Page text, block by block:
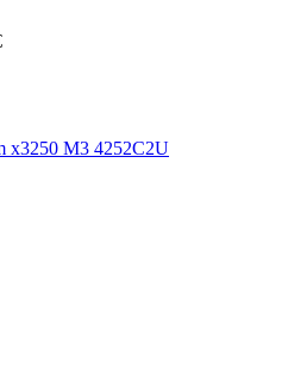
x3250 M3 4252C2U